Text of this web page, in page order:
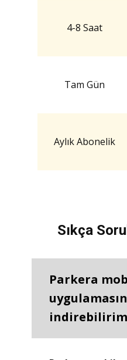
4-8 Saat
Tam Gün
Aylık Abonelik
Sıkça
Parkera